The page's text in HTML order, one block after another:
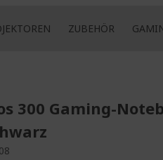
ZUBEHÖR
300 Gaming-